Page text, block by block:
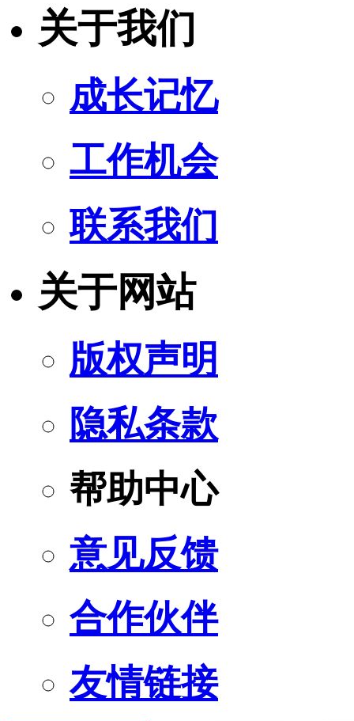
关于我们
成长记忆
工作机会
联系我们
关于网站
版权声明
隐私条款
帮助中心
意见反馈
合作伙伴
友情链接